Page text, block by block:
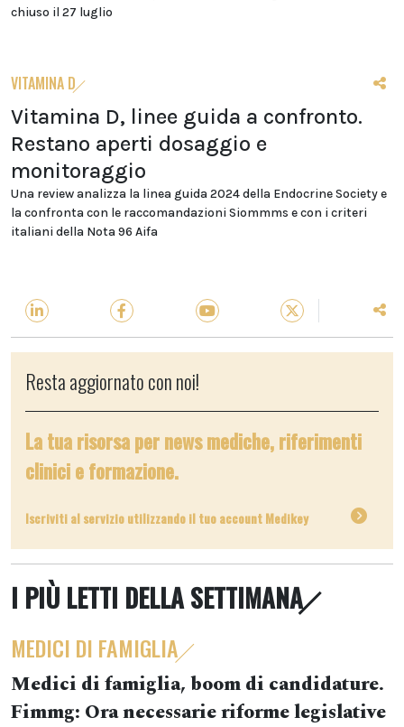
chiuso il 27 luglio
VITAMINA D
Vitamina D, linee guida a confronto.
Restano aperti dosaggio e
monitoraggio
Una review analizza la linea guida 2024 della Endocrine Society e
la confronta con le raccomandazioni Siommms e con i criteri
italiani della Nota 96 Aifa
Resta aggiornato con noi!
La tua risorsa per news mediche, riferimenti
clinici e formazione.
Iscriviti al servizio utilizzando il tuo account Medikey
I PIÙ LETTI DELLA SETTIMANA
MEDICI DI FAMIGLIA
Medici di famiglia, boom di candidature.
Fimmg: Ora necessarie riforme legislative